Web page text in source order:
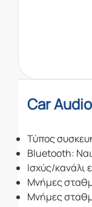
Car
Τύπος
Bluetooth: Ναι
Ισχύς/κανάλι
Μνήμες
Μνήμες